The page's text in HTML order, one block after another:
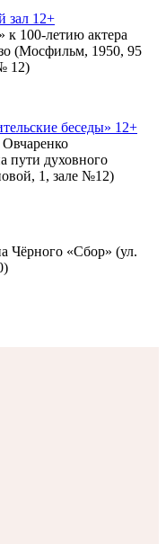
зал 12+
100-летию актера
(Мосфильм, 1950, 95
12)
беседы» 12+
пути духовного
1, зале №12)
Чёрного «Сбор» (ул.